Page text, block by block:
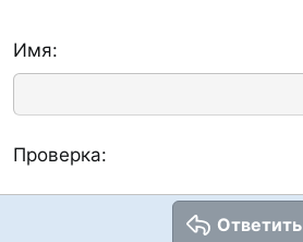
Имя
Проверка
Ответить